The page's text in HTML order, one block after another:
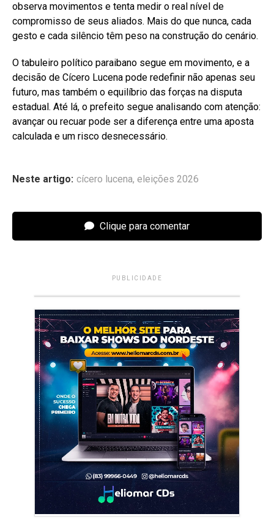
observa movimentos e tenta medir o real nível de
compromisso de seus aliados. Mais do que nunca, cada
gesto e cada silêncio têm peso na construção do cenário.
O tabuleiro político paraibano segue em movimento, e a
decisão de Cícero Lucena pode redefinir não apenas seu
futuro, mas também o equilíbrio das forças na disputa
estadual. Até lá, o prefeito segue analisando com atenção:
avançar ou recuar pode ser a diferença entre uma aposta
calculada e um risco desnecessário.
Neste artigo: cícero lucena, eleições 2026
Clique para comentar
PUBLICIDADE